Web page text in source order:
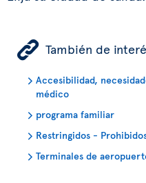
ÿ También de
Accesibilidad,
médico
programa familiar
Restringidos -
Terminales de